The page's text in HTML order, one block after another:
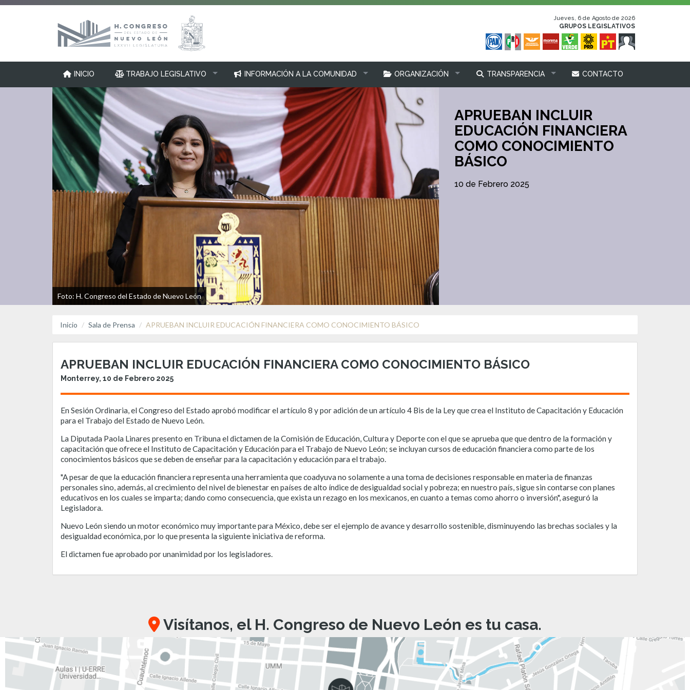
Jueves, 6 de Agosto de 2026
GRUPOS LEGISLATIVOS
INICIO TRABAJO LEGISLATIVO INFORMACIÓN A LA COMUNIDAD ORGANIZACIÓN TRANSPARENCIA CONTACTO
Foto: H. Congreso del Estado de Nuevo León
APRUEBAN INCLUIR
EDUCACIÓN FINANCIERA
COMO CONOCIMIENTO
BÁSICO
10 de Febrero 2025
Inicio Sala de Prensa APRUEBAN INCLUIR EDUCACIÓN FINANCIERA COMO CONOCIMIENTO BÁSICO
APRUEBAN INCLUIR EDUCACIÓN FINANCIERA COMO CONOCIMIENTO BÁSICO
Monterrey, 10 de Febrero 2025
En Sesión Ordinaria, el Congreso del Estado aprobó modificar el artículo 8 y por adición de un artículo 4 Bis de la Ley que crea el Instituto de Capacitación y Educación
para el Trabajo del Estado de Nuevo León.
La Diputada Paola Linares presento en Tribuna el dictamen de la Comisión de Educación, Cultura y Deporte con el que se aprueba que que dentro de la formación y
capacitación que ofrece el Instituto de Capacitación y Educación para el Trabajo de Nuevo León; se incluyan cursos de educación financiera como parte de los
conocimientos básicos que se deben de enseñar para la capacitación y educación para el trabajo.
"A pesar de que la educación financiera representa una herramienta que coadyuva no solamente a una toma de decisiones responsable en materia de finanzas
personales sino, además, al crecimiento del nivel de bienestar en países de alto índice de desigualdad social y pobreza; en nuestro país, sigue sin contarse con planes
educativos en los cuales se imparta; dando como consecuencia, que exista un rezago en los mexicanos, en cuanto a temas como ahorro o inversión", aseguró la
Legisladora.
Nuevo León siendo un motor económico muy importante para México, debe ser el ejemplo de avance y desarrollo sostenible, disminuyendo las brechas sociales y la
desigualdad económica, por lo que presenta la siguiente iniciativa de reforma.
El dictamen fue aprobado por unanimidad por los legisladores.
Visítanos, el H. Congreso de Nuevo León es tu casa.